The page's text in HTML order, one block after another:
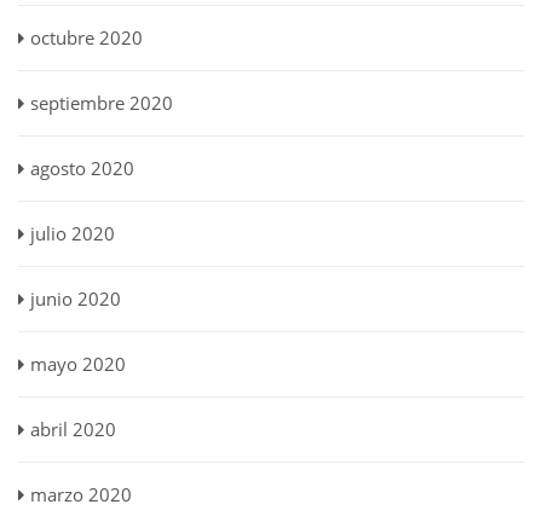
octubre 2020
septiembre 2020
agosto 2020
julio 2020
junio 2020
mayo 2020
abril 2020
marzo 2020